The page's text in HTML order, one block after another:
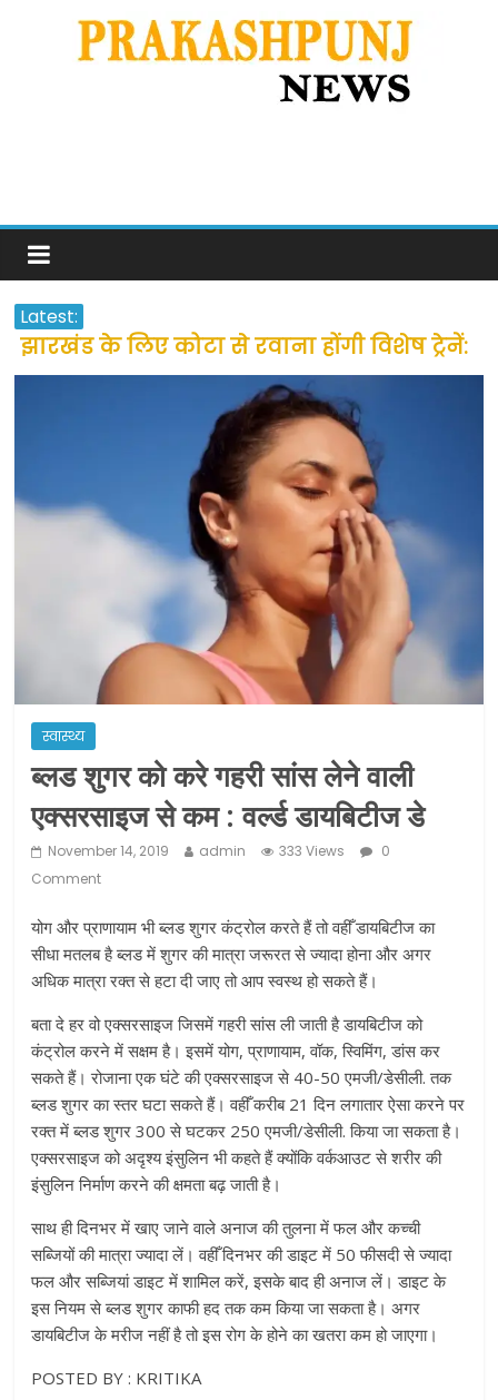
Latest:
झारखंड के लिए कोटा से रवाना होंगी विशेष ट्रेनें:
सीएम हेमंत सोरेन
उत्तराखंड के अन्य राज्यों में फंसे लोगों की जल्द
प्रवासियों व मजदूरों को दी गई छूट के बाद लोगो
ने कराया पंजीयन: राजस्थान सरकार
शराब और पान की दुकानों को ग्रीन जोन में
खोलने की मिली इजाजत: गृह मंत्रालय
दो हफ्ते के लिए बढ़ाया लॉकडाउन: गृह मंत्रालय
स्वास्थ्य
ब्लड शुगर को करे गहरी सांस लेने वाली
एक्सरसाइज से कम : वर्ल्ड डायबिटीज डे
November 14, 2019 admin 333 Views
0
Comment
योग और प्राणायाम भी ब्लड शुगर कंट्रोल करते हैं तो वहीँ डायबिटीज का
सीधा मतलब है ब्लड में शुगर की मात्रा जरूरत से ज्यादा होना और अगर
अधिक मात्रा रक्त से हटा दी जाए तो आप स्वस्थ हो सकते हैं।
बता दे हर वो एक्सरसाइज जिसमें गहरी सांस ली जाती है डायबिटीज को
कंट्रोल करने में सक्षम है। इसमें योग, प्राणायाम, वॉक, स्विमिंग, डांस कर
सकते हैं। रोजाना एक घंटे की एक्सरसाइज से 40-50 एमजी/डेसीली. तक
ब्लड शुगर का स्तर घटा सकते हैं। वहीँ करीब 21 दिन लगातार ऐसा करने पर
रक्त में ब्लड शुगर 300 से घटकर 250 एमजी/डेसीली. किया जा सकता है।
एक्सरसाइज को अदृश्य इंसुलिन भी कहते हैं क्योंकि वर्कआउट से शरीर की
इंसुलिन निर्माण करने की क्षमता बढ़ जाती है।
साथ ही दिनभर में खाए जाने वाले अनाज की तुलना में फल और कच्ची
सब्जियों की मात्रा ज्यादा लें। वहीँ दिनभर की डाइट में 50 फीसदी से ज्यादा
फल और सब्जियां डाइट में शामिल करें, इसके बाद ही अनाज लें। डाइट के
इस नियम से ब्लड शुगर काफी हद तक कम किया जा सकता है। अगर
डायबिटीज के मरीज नहीं है तो इस रोग के होने का खतरा कम हो जाएगा।
POSTED BY : KRITIKA